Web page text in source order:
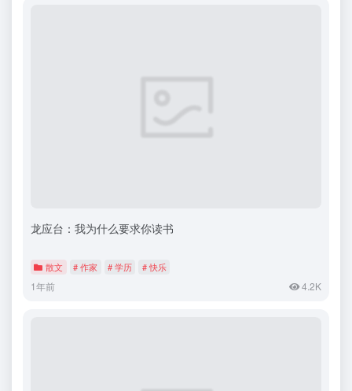
龙应台：我为什么要求你读书
散文 # 作家 # 学历 # 快乐
1年前 4.2K